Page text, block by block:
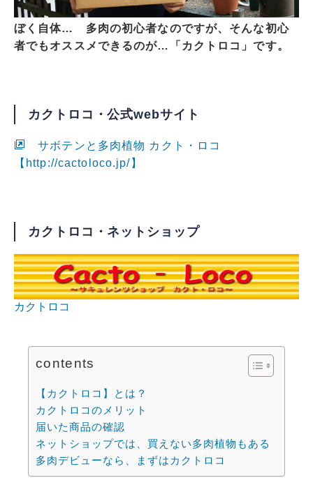
ぼく自体… 多肉の初心者なのですが、そんな初心
者でもオススメできるのが…「カクトロコ」です。
カクトロコ・公式webサイト
サボテンと多肉植物 カクト・ロコ
【http://cactoloco.jp/】
カクトロコ・ネットショップ
カクトロコ
contents
【カクトロコ】とは？
カクトロコのメリット
届いた商品の確認
ネットショップでは、買えない多肉植物もある
多肉デビューなら、まずはカクトロコ